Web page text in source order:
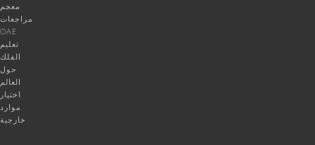
معجم
مراجعات
OAE
تعليم
الفلك
حول
العالم
اختيار
موارد
خارجية